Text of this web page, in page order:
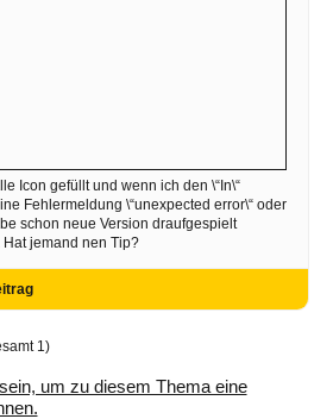
Icon gefüllt und wenn ich den \“In\“
Fehlermeldung \“unexpected error\“ oder
schon neue Version draufgespielt
jemand nen Tip?
1)
um zu diesem Thema eine